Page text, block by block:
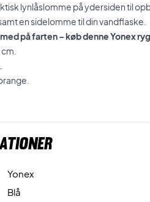
lynlåslomme på ydersiden til
en sidelomme til din vandflaske.
på farten – køb denne Yonex
Yonex
Blå